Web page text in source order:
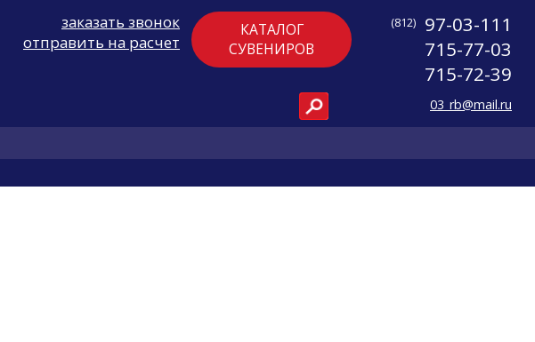
(812)
97-03-111
715-77-03
715-72-39
03_rb@mail.ru
КАТАЛОГ
СУВЕНИРОВ
заказать звонок
отправить на расчет